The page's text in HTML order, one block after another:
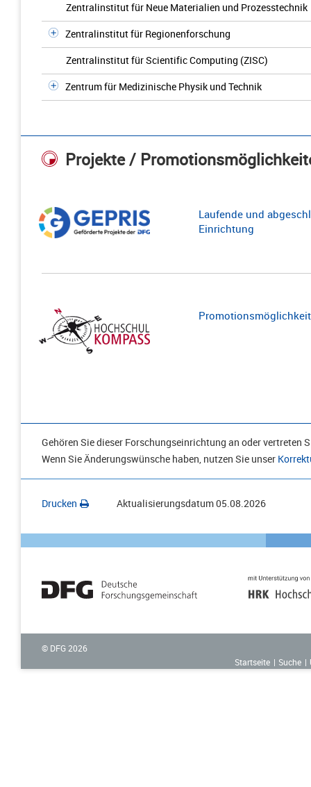
Zentralinstitut für Neue Materialien und Prozesstechnik
Zentralinstitut für Regionenforschung
Zentralinstitut für Scientific Computing (ZISC)
Zentrum für Medizinische Physik und Technik
Projekte /
Laufende und
Einrichtung
Gehören Sie dieser Forschungseinrichtung an oder vertreten
Wenn Sie Änderungswünsche haben, nutzen Sie unser
Drucken Aktualisierungsdatum05.08.2026
© DFG 2026
Startseite
Suche